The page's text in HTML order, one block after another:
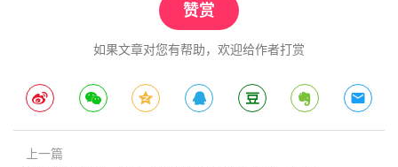
赞赏
如果文章对您有帮助，欢迎给作者打赏
上一篇